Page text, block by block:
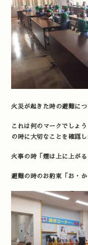
火災が起きた時の避難に
これは何のマークでしょ
の時に大切なことを確認し
火事の時「煙は上に上がる
避難の時のお約束「お・